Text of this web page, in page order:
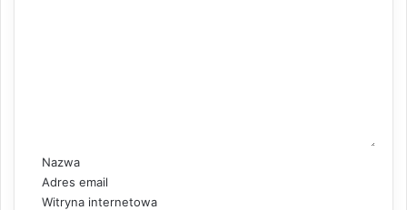
z
*
Nazwa
Adres email
Witryna internetowa